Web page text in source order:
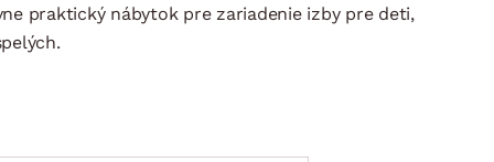
VIANOCE
doplnky
praktický nábytok pre zariadenie izby pre deti,